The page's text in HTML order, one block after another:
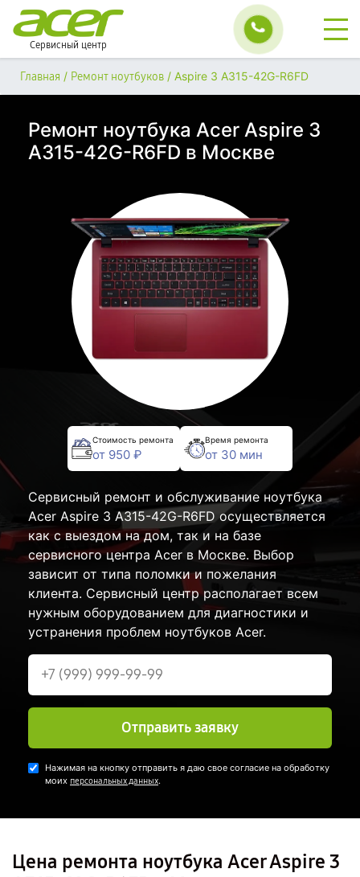
Сервисный центр
Главная / Ремонт ноутбуков / Aspire 3 A315-42G-R6FD
Ремонт ноутбука Acer Aspire 3
A315-42G-R6FD в Москве
Стоимость ремонта
от 950 ₽
Время ремонта
от 30 мин
Сервисный ремонт и обслуживание ноутбука
Acer Aspire 3 A315-42G-R6FD осуществляется
как с выездом на дом, так и на базе
сервисного центра Acer в Москве. Выбор
зависит от типа поломки и пожелания
клиента. Сервисный центр располагает всем
нужным оборудованием для диагностики и
устранения проблем ноутбуков Acer.
Отправить заявку
Нажимая на кнопку отправить я даю свое согласие на обработку
моих персональных данных.
Цена ремонта ноутбука Acer Aspire 3